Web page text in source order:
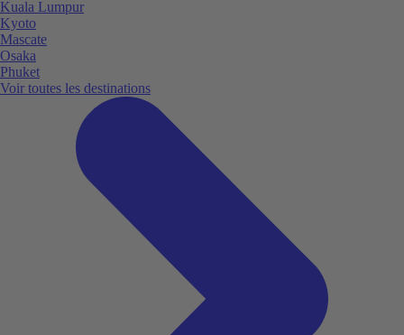
Kuala Lumpur
Kyoto
Mascate
Osaka
Phuket
Voir toutes les destinations